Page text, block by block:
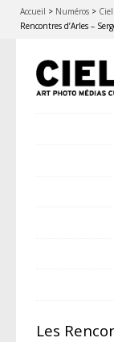
Accueil > Numéros >
Rencontres d’Arles –
Les